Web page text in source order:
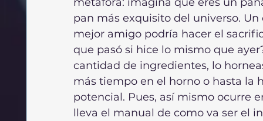
pan más exquisito del universo.
mejor amigo podría hacer el
que pasó si hice lo mismo que
cantidad de ingredientes, lo
más tiempo en el horno o hasta
potencial. Pues, así mismo ocurre
lleva el manual de como va ser el